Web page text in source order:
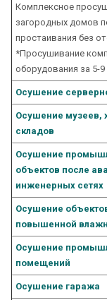
Комплексное
загородных домов
простаивания без
*Просушивание
оборудования за 5-9
Осушение
Осушение музеев,
складов
Осушение
объектов после
инженерных сетях
Осушение
повышенной
Осушение
помещений
Осушение гаража